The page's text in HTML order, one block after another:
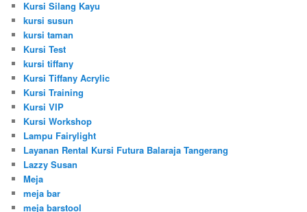
Kursi Silang Kayu
kursi susun
kursi taman
Kursi Test
kursi tiffany
Kursi Tiffany Acrylic
Kursi Training
Kursi VIP
Kursi Workshop
Lampu Fairylight
Layanan Rental Kursi Futura Balaraja Tangerang
Lazzy Susan
Meja
meja bar
meja barstool